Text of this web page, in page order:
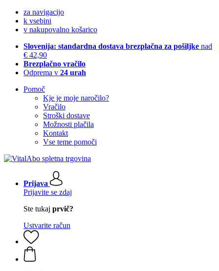
za navigacijo
k vsebini
v nakupovalno košarico
Slovenija: standardna dostava brezplačna za pošiljke nad
€ 42,90
Brezplačno vračilo
Odprema v 24 urah
Pomoč
Kje je moje naročilo?
Vračilo
Stroški dostave
Možnosti plačila
Kontakt
Vse teme pomoči
Prijava
Prijavite se zdaj
Ste tukaj prvič?
Ustvarite račun